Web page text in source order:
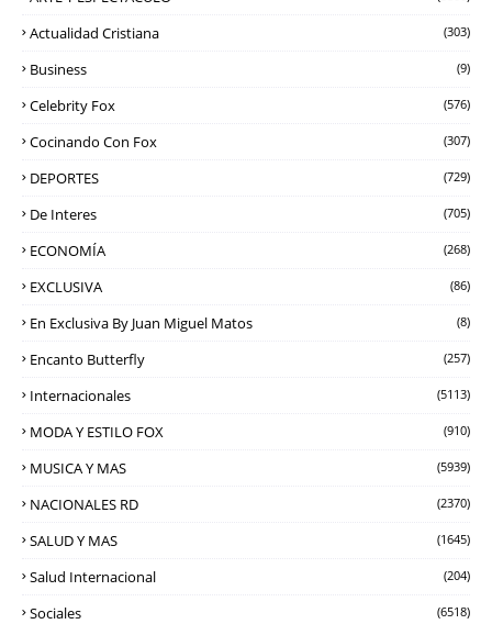
Actualidad Cristiana (303)
Business (9)
Celebrity Fox (576)
Cocinando Con Fox (307)
DEPORTES (729)
De Interes (705)
ECONOMÍA (268)
EXCLUSIVA (86)
En Exclusiva By Juan Miguel Matos (8)
Encanto Butterfly (257)
Internacionales (5113)
MODA Y ESTILO FOX (910)
MUSICA Y MAS (5939)
NACIONALES RD (2370)
SALUD Y MAS (1645)
Salud Internacional (204)
Sociales (6518)